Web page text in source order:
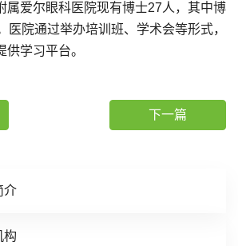
介
构
属爱尔眼科医院现有博士27人，其中博
医院通过举办培训班、学术会等形式，
学习平台。
下一篇